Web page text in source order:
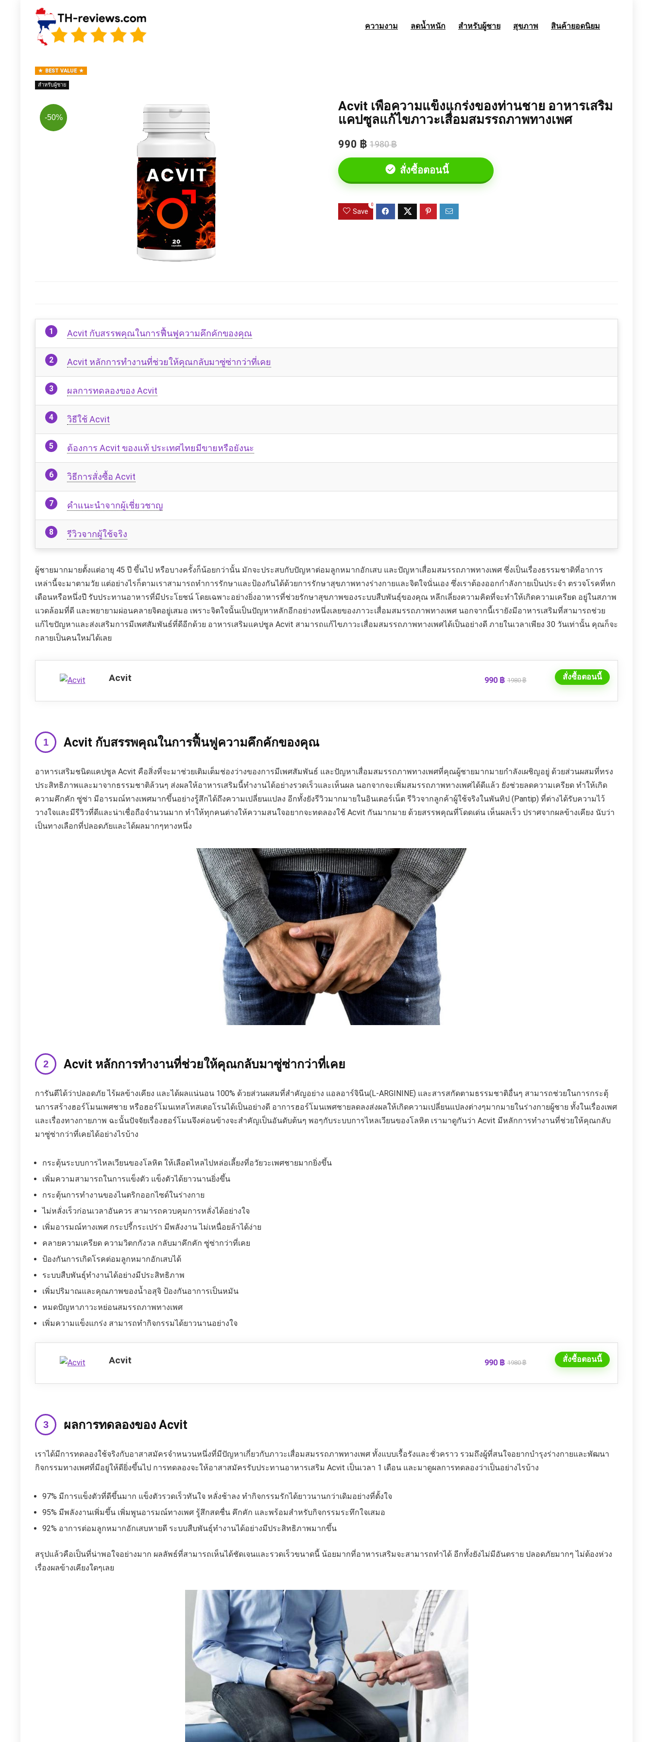
ความงาม ลดน้ำหนัก สำหรับผู้ชาย สุขภาพ สินค้ายอดนิยม
BEST VALUE
สำหรับผู้ชาย
-50%
Acvit เพื่อความแข็งแกร่งของท่านชาย อาหารเสริม
แคปซูลแก้ไขภาวะเสื่อมสมรรถภาพทางเพศ
990 ฿ 1980 ฿
สั่งซื้อตอนนี้
Save
0
Acvit กับสรรพคุณในการฟื้นฟูความคึกคักของคุณ
Acvit หลักการทำงานที่ช่วยให้คุณกลับมาซู่ซ่ากว่าที่เคย
ผลการทดลองของ Acvit
วิธีใช้ Acvit
ต้องการ Acvit ของแท้ ประเทศไทยมีขายหรือยังนะ
วิธีการสั่งซื้อ Acvit
คำแนะนำจากผู้เชี่ยวชาญ
รีวิวจากผู้ใช้จริง
ผู้ชายมากมายตั้งแต่อายุ 45 ปี ขึ้นไป หรือบางครั้งก็น้อยกว่านั้น มักจะประสบกับปัญหาต่อมลูกหมากอักเสบ และปัญหาเสื่อมสมรรถภาพทางเพศ ซึ่งเป็นเรื่องธรรมชาติที่อาการ
เหล่านี้จะมาตามวัย แต่อย่างไรก็ตามเราสามารถทำการรักษาและป้องกันได้ด้วยการรักษาสุขภาพทางร่างกายและจิตใจนั่นเอง ซึ่งเราต้องออกกำลังกายเป็นประจำ ตรวจโรคที่หก
เดือนหรือหนึ่งปี รับประทานอาหารที่มีประโยชน์ โดยเฉพาะอย่างยิ่งอาหารที่ช่วยรักษาสุขภาพของระบบสืบพันธุ์ของคุณ หลีกเลี่ยงความคิดที่จะทำให้เกิดความเครียด อยู่ในสภาพ
แวดล้อมที่ดี และพยายามผ่อนคลายจิตอยู่เสมอ เพราะจิตใจนั้นเป็นปัญหาหลักอีกอย่างหนึ่งเลยของภาวะเสื่อมสมรรถภาพทางเพศ นอกจากนี้เรายังมีอาหารเสริมที่สามารถช่วย
แก้ไขปัญหาและส่งเสริมการมีเพศสัมพันธ์ที่ดีอีกด้วย อาหารเสริมแคปซูล Acvit สามารถแก้ไขภาวะเสื่อมสมรรถภาพทางเพศได้เป็นอย่างดี ภายในเวลาเพียง 30 วันเท่านั้น คุณก็จะ
กลายเป็นคนใหม่ได้เลย
Acvit 990 ฿ 1980 ฿ สั่งซื้อตอนนี้
Acvit กับสรรพคุณในการฟื้นฟูความคึกคักของคุณ
อาหารเสริมชนิดแคปซูล Acvit คือสิ่งที่จะมาช่วยเติมเต็มช่องว่างของการมีเพศสัมพันธ์ และปัญหาเสื่อมสมรรถภาพทางเพศที่คุณผู้ชายมากมายกำลังเผชิญอยู่ ด้วยส่วนผสมที่ทรง
ประสิทธิภาพและมาจากธรรมชาติล้วนๆ ส่งผลให้อาหารเสริมนี้ทำงานได้อย่างรวดเร็วและเห็นผล นอกจากจะเพิ่มสมรรถภาพทางเพศได้ดีแล้ว ยังช่วยลดความเครียด ทำให้เกิด
ความคึกคัก ซู่ซ่า มีอารมณ์ทางเพศมากขึ้นอย่างรู้สึกได้ถึงความเปลี่ยนแปลง อีกทั้งยังรีวิวมากมายในอินเตอร์เน็ต รีวิวจากลูกค้าผู้ใช้จริงในพันทิป (Pantip) ที่ต่างได้รับความไว้
วางใจและมีรีวิวที่ดีและน่าเชื่อถือจำนวนมาก ทำให้ทุกคนต่างให้ความสนใจอยากจะทดลองใช้ Acvit กันมากมาย ด้วยสรรพคุณที่โดดเด่น เห็นผลเร็ว ปราศจากผลข้างเคียง นับว่า
เป็นทางเลือกที่ปลอดภัยและได้ผลมากๆทางหนึ่ง
Acvit หลักการทำงานที่ช่วยให้คุณกลับมาซู่ซ่ากว่าที่เคย
การันตีได้ว่าปลอดภัย ไร้ผลข้างเคียง และได้ผลแน่นอน 100% ด้วยส่วนผสมที่สำคัญอย่าง แอลอาร์จินีน(L-ARGININE) และสารสกัดตามธรรมชาติอื่นๆ สามารถช่วยในการกระตุ้
นการสร้างฮอร์โมนเพศชาย หรือฮอร์โมนเทสโทสเตอโรนได้เป็นอย่างดี อาการฮอร์โมนเพศชายลดลงส่งผลให้เกิดความเปลี่ยนแปลงต่างๆมากมายในร่างกายผู้ชาย ทั้งในเรื่องเพศ
และเรื่องทางกายภาพ ฉะนั้นปัจจัยเรื่องฮอร์โมนจึงค่อนข้างจะสำคัญเป็นอันดับต้นๆ พอๆกับระบบการไหลเวียนของโลหิต เรามาดูกันว่า Acvit มีหลักการทำงานที่ช่วยให้คุณกลับ
มาซู่ซ่ากว่าที่เคยได้อย่างไรบ้าง
กระตุ้นระบบการไหลเวียนของโลหิต ให้เลือดไหลไปหล่อเลี้ยงที่อวัยวะเพศชายมากยิ่งขึ้น
เพิ่มความสามารถในการแข็งตัว แข็งตัวได้ยาวนานยิ่งขึ้น
กระตุ้นการทำงานของไนตริกออกไซด์ในร่างกาย
ไม่หลั่งเร็วก่อนเวลาอันควร สามารถควบคุมการหลั่งได้อย่างใจ
เพิ่มอารมณ์ทางเพศ กระปรี้กระเปร่า มีพลังงาน ไม่เหนื่อยล้าได้ง่าย
คลายความเครียด ความวิตกกังวล กลับมาคึกคัก ซู่ซ่ากว่าที่เคย
ป้องกันการเกิดโรคต่อมลูกหมากอักเสบได้
ระบบสืบพันธุ์ทำงานได้อย่างมีประสิทธิภาพ
เพิ่มปริมาณและคุณภาพของน้ำอสุจิ ป้องกันอาการเป็นหมัน
หมดปัญหาภาวะหย่อนสมรรถภาพทางเพศ
เพิ่มความแข็งแกร่ง สามารถทำกิจกรรมได้ยาวนานอย่างใจ
Acvit 990 ฿ 1980 ฿ สั่งซื้อตอนนี้
ผลการทดลองของ Acvit
เราได้มีการทดลองใช้จริงกับอาสาสมัครจำหนวนหนึ่งที่มีปัญหาเกี่ยวกับภาวะเสื่อมสมรรถภาพทางเพศ ทั้งแบบเรื้อรังและชั่วคราว รวมถึงผู้ที่สนใจอยากบำรุงร่างกายและพัฒนา
กิจกรรมทางเพศที่มีอยู่ให้ดียิ่งขึ้นไป การทดลองจะให้อาสาสมัครรับประทานอาหารเสริม Acvit เป็นเวลา 1 เดือน และมาดูผลการทดลองว่าเป็นอย่างไรบ้าง
97% มีการแข็งตัวที่ดีขึ้นมาก แข็งตัวรวดเร็วทันใจ หลั่งช้าลง ทำกิจกรรมรักได้ยาวนานกว่าเดิมอย่างที่ตั้งใจ
95% มีพลังงานเพิ่มขึ้น เพิ่มพูนอารมณ์ทางเพศ รู้สึกสดชื่น คึกคัก และพร้อมสำหรับกิจกรรมระทึกใจเสมอ
92% อาการต่อมลูกหมากอักเสบหายดี ระบบสืบพันธุ์ทำงานได้อย่างมีประสิทธิภาพมากขึ้น
สรุปแล้วคือเป็นที่น่าพอใจอย่างมาก ผลลัพธ์ที่สามารถเห็นได้ชัดเจนและรวดเร็วขนาดนี้ น้อยมากที่อาหารเสริมจะสามารถทำได้ อีกทั้งยังไม่มีอันตราย ปลอดภัยมากๆ ไม่ต้องห่วง
เรื่องผลข้างเคียงใดๆเลย